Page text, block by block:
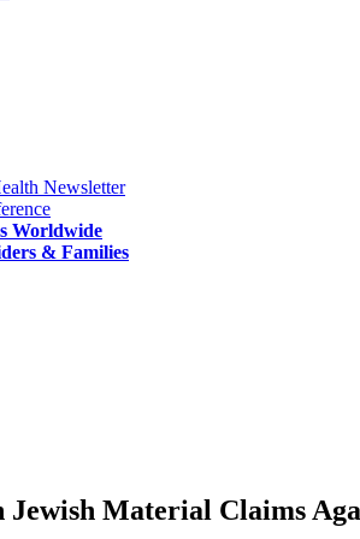
Newsletter
Worldwide
& Families
Jewish Material Claims